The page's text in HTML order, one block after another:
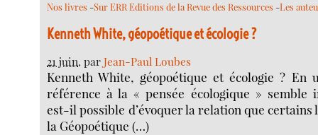
Nos livres -Sur ERR Editions de la Revue des Ressources -Les
Kenneth White, géopoétique et écologie ?
21 juin, parJean-Paul Loubes
Kenneth White, géopoétique et écologie ? En
référence à la « pensée écologique » semble
est-il possible d’évoquer la relation que certains
la Géopoétique (…)